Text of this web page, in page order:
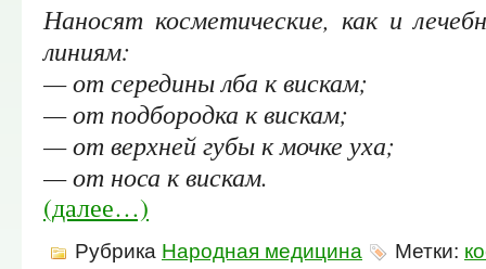
Наносят косметические, как и
линиям:
— от середины лба к вискам;
— от подбородка к вискам;
— от верхней губы к мочке уха;
— от носа к вискам.
(далее…)
Рубрика Народная медицина Метки: